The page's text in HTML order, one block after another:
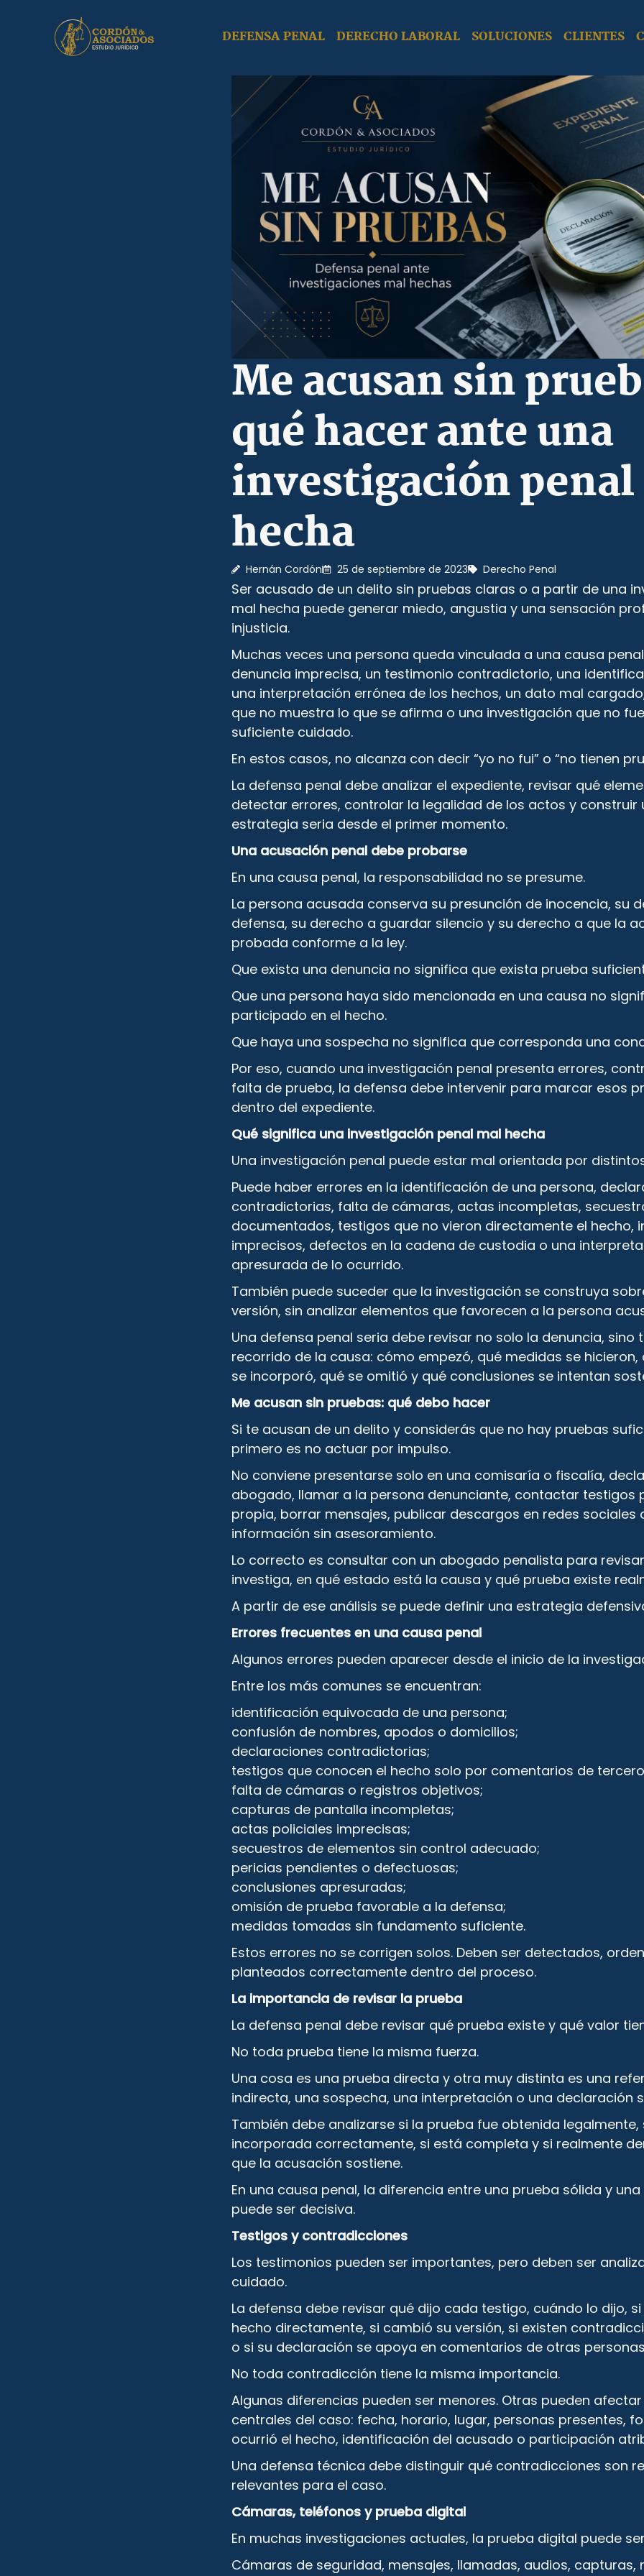
DEFENSA PENAL DERECHO LABORAL SOLUCIONES CLIENTES
Me acusan sin
qué hacer ante una
investigación
hecha
Hernán Cordón 25 de septiembre de 2023 Derecho Penal
Ser acusado de un delito sin pruebas claras o a partir de una
mal hecha puede generar miedo, angustia y una sensación
injusticia.
Muchas veces una persona queda vinculada a una causa
denuncia imprecisa, un testimonio contradictorio, una
una interpretación errónea de los hechos, un dato mal
que no muestra lo que se afirma o una investigación que no
suficiente cuidado.
En estos casos, no alcanza con decir “yo no fui” o “no tienen
La defensa penal debe analizar el expediente, revisar qué
detectar errores, controlar la legalidad de los actos y construir
estrategia seria desde el primer momento.
Una acusación penal debe probarse
En una causa penal, la responsabilidad no se presume.
La persona acusada conserva su presunción de inocencia, su
defensa, su derecho a guardar silencio y su derecho a que la
probada conforme a la ley.
Que exista una denuncia no significa que exista prueba
Que una persona haya sido mencionada en una causa no
participado en el hecho.
Que haya una sospecha no significa que corresponda una
Por eso, cuando una investigación penal presenta errores,
falta de prueba, la defensa debe intervenir para marcar esos
dentro del expediente.
Qué significa una investigación penal mal hecha
Una investigación penal puede estar mal orientada por
Puede haber errores en la identificación de una persona,
contradictorias, falta de cámaras, actas incompletas,
documentados, testigos que no vieron directamente el hecho,
imprecisos, defectos en la cadena de custodia o una
apresurada de lo ocurrido.
También puede suceder que la investigación se construya
versión, sin analizar elementos que favorecen a la persona
Una defensa penal seria debe revisar no solo la denuncia, sino
recorrido de la causa: cómo empezó, qué medidas se hicieron,
se incorporó, qué se omitió y qué conclusiones se intentan
Me acusan sin pruebas: qué debo hacer
Si te acusan de un delito y considerás que no hay pruebas
primero es no actuar por impulso.
No conviene presentarse solo en una comisaría o fiscalía,
abogado, llamar a la persona denunciante, contactar testigos
propia, borrar mensajes, publicar descargos en redes sociales
información sin asesoramiento.
Lo correcto es consultar con un abogado penalista para
investiga, en qué estado está la causa y qué prueba existe
A partir de ese análisis se puede definir una estrategia
Errores frecuentes en una causa penal
Algunos errores pueden aparecer desde el inicio de la
Entre los más comunes se encuentran:
identificación equivocada de una persona;
confusión de nombres, apodos o domicilios;
declaraciones contradictorias;
testigos que conocen el hecho solo por comentarios de
falta de cámaras o registros objetivos;
capturas de pantalla incompletas;
actas policiales imprecisas;
secuestros de elementos sin control adecuado;
pericias pendientes o defectuosas;
conclusiones apresuradas;
omisión de prueba favorable a la defensa;
medidas tomadas sin fundamento suficiente.
Estos errores no se corrigen solos. Deben ser detectados,
planteados correctamente dentro del proceso.
La importancia de revisar la prueba
La defensa penal debe revisar qué prueba existe y qué valor
No toda prueba tiene la misma fuerza.
Una cosa es una prueba directa y otra muy distinta es una
indirecta, una sospecha, una interpretación o una declaración
También debe analizarse si la prueba fue obtenida legalmente,
incorporada correctamente, si está completa y si realmente
que la acusación sostiene.
En una causa penal, la diferencia entre una prueba sólida y
puede ser decisiva.
Testigos y contradicciones
Los testimonios pueden ser importantes, pero deben ser
cuidado.
La defensa debe revisar qué dijo cada testigo, cuándo lo dijo,
hecho directamente, si cambió su versión, si existen
o si su declaración se apoya en comentarios de otras
No toda contradicción tiene la misma importancia.
Algunas diferencias pueden ser menores. Otras pueden
centrales del caso: fecha, horario, lugar, personas presentes,
ocurrió el hecho, identificación del acusado o participación
Una defensa técnica debe distinguir qué contradicciones son
relevantes para el caso.
Cámaras, teléfonos y prueba digital
En muchas investigaciones actuales, la prueba digital puede
Cámaras de seguridad, mensajes, llamadas, audios, capturas,